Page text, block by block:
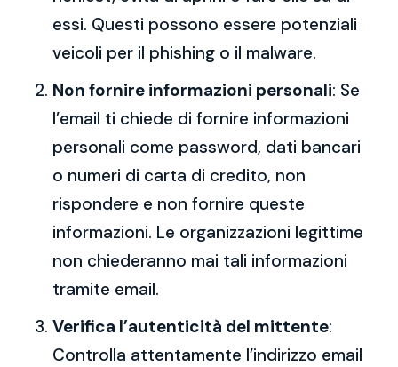
essi. Questi possono essere potenziali
veicoli per il phishing o il malware.
Non fornire informazioni personali: Se
l’email ti chiede di fornire informazioni
personali come password, dati bancari
o numeri di carta di credito, non
rispondere e non fornire queste
informazioni. Le organizzazioni legittime
non chiederanno mai tali informazioni
tramite email.
Verifica l’autenticità del mittente:
Controlla attentamente l’indirizzo email